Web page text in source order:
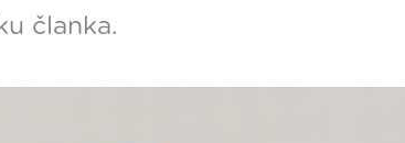
članka.